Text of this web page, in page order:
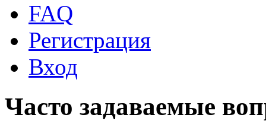
FAQ
Регистрация
Вход
Часто задаваемые